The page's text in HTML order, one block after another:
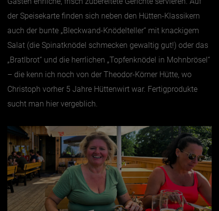
der Speisekarte finden sich neben den Hütten-Klassikern
auch der bunte „Bleckwand-Knödelteller“ mit knackigem
Salat (die Spinatknödel schmecken gewaltig gut!) oder das
„Bratlbrot“ und die herrlichen „Topfenknödel in Mohnbrösel“
– die kenn ich noch von der Theodor-Körner Hütte, wo
Christoph vorher 5 Jahre Hüttenwirt war. Fertigprodukte
sucht man hier vergeblich.